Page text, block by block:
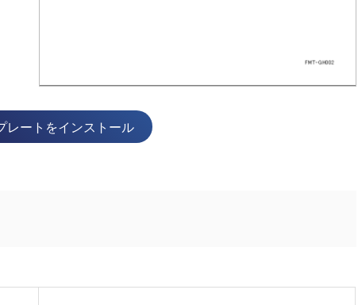
レートをインストール